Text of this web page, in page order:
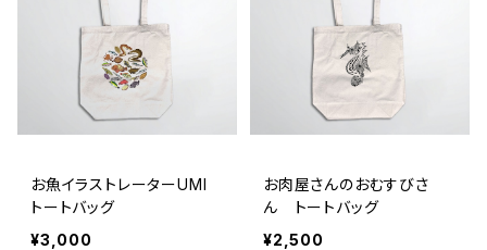
お魚イラストレーターUMI
トートバッグ
¥3,000
お肉屋さんのおむすびさ
ん トートバッグ
¥2,500